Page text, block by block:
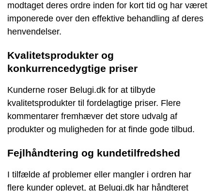
modtaget deres ordre inden for kort tid og har været
imponerede over den effektive behandling af deres
henvendelser.
Kvalitetsprodukter og
konkurrencedygtige priser
Kunderne roser Belugi.dk for at tilbyde
kvalitetsprodukter til fordelagtige priser. Flere
kommentarer fremhæver det store udvalg af
produkter og muligheden for at finde gode tilbud.
Fejlhåndtering og kundetilfredshed
I tilfælde af problemer eller mangler i ordren har
flere kunder oplevet, at Belugi.dk har håndteret